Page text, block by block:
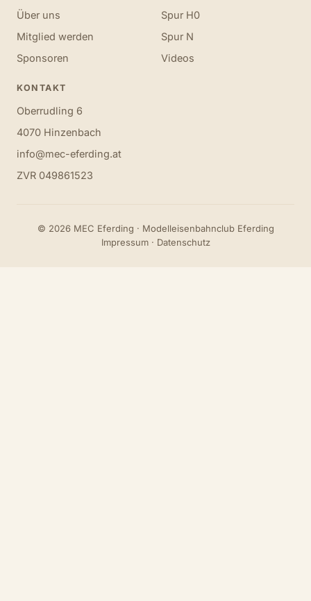
Über uns
Mitglied werden
Sponsoren
Spur H0
Spur N
Videos
KONTAKT
Oberrudling 6
4070 Hinzenbach
info@mec-eferding.at
ZVR 049861523
© 2026 MEC Eferding · Modelleisenbahnclub Eferding
Impressum· Datenschutz